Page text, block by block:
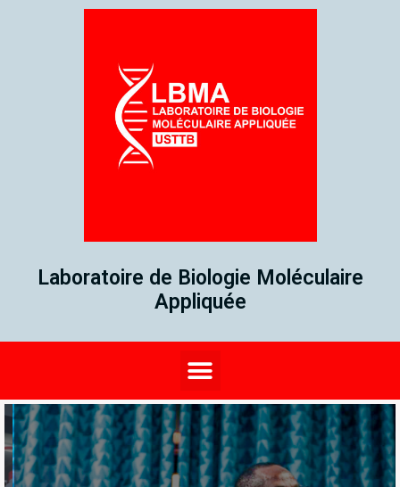
Laboratoire de Biologie Moléculaire
Appliquée